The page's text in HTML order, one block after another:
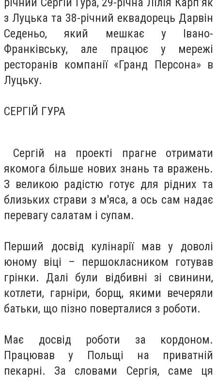
з Луцька та 38-річний еквадорець Дарвін
Седеньо, який мешкає у Івано-
Франківську, але працює у мережі
ресторанів компанії «Гранд Персона» в
Луцьку.
СЕРГІЙ ГУРА
Сергій на проекті прагне отримати
якомога більше нових знань та вражень.
З великою радістю готує для рідних та
близьких страви з м'яса, а ось сам надає
перевагу салатам і супам.
Перший досвід кулінарії мав у доволі
юному віці – першокласником готував
грінки. Далі були відбивні зі свинини,
котлети, гарніри, борщ, якими вечеряли
батьки, що пізно поверталися з роботи.
Має досвід роботи за кордоном.
Працював у Польщі на приватній
пекарні. За словами Сергія, саме ця